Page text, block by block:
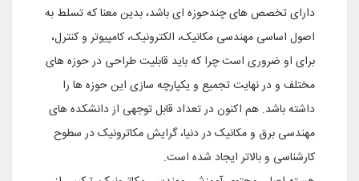
داراى تخصص هاى چندحوزه اى باشد، بدین معنا که تسلط به
اصول اساسى مهندسى مکانیک، الکترونیک، کامپیوتر و کنترل،
براى او ضرورى است چرا که باید قابلیت طراحى در حوزه هاى
مختلف و در نهایت تجمیع و یکپارچه سازى این حوزه ها را
داشته باشد. هم اکنون در تعداد قابل توجهى از دانشکده هاى
مهندسى برق و مکانیک در دنیا، گرایش مکاترونیک در سطوح
کارشناسى و بالاتر ایجاد شده است.